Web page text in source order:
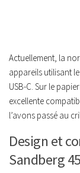
Actuellement, la
appareils utilisant
USB-C. Sur le
excellente
l’avons passé au
Design et
Sandberg